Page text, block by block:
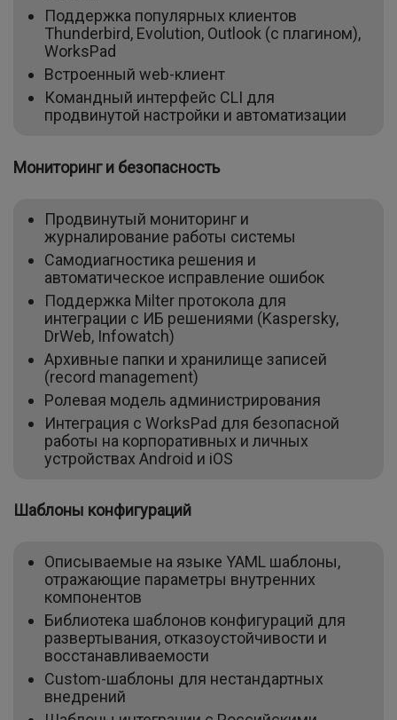
Поддержка популярных клиентов
Thunderbird, Evolution, Outlook (с плагином),
WorksPad
Встроенный web-клиент
Командный интерфейс CLI для
продвинутой настройки и автоматизации
Мониторинг и безопасность
Продвинутый мониторинг и
журналирование работы системы
Самодиагностика решения и
автоматическое исправление ошибок
Поддержка Milter протокола для
интеграции с ИБ решениями (Kaspersky,
DrWeb, Infowatch)
Архивные папки и хранилище записей
(record management)
Ролевая модель администрирования
Интеграция с WorksPad для безопасной
работы на корпоративных и личных
устройствах Android и iOS
Шаблоны конфигураций
Описываемые на языке YAML шаблоны,
отражающие параметры внутренних
компонентов
Библиотека шаблонов конфигураций для
развертывания, отказоустойчивости и
восстанавливаемости
Custom-шаблоны для нестандартных
внедрений